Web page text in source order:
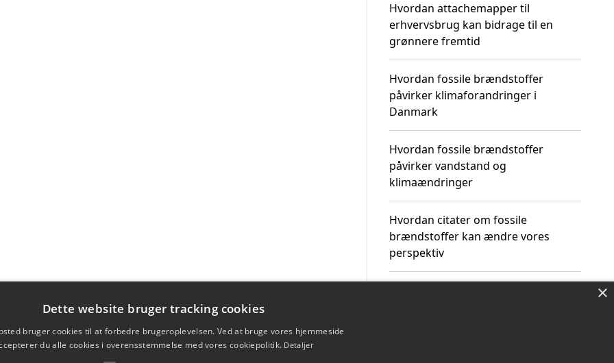
Hvordan attachemapper til
erhvervsbrug kan bidrage til en
grønnere fremtid
Hvordan fossile brændstoffer
påvirker klimaforandringer i
Danmark
Hvordan fossile brændstoffer
påvirker vandstand og
klimaændringer
Hvordan citater om fossile
brændstoffer kan ændre vores
perspektiv
×
Dette website bruger tracking cookies
bruger cookies til at forbedre brugeroplevelsen. Ved at bruge vores hjemmeside
du alle cookies i overensstemmelse med vores cookiepolitik. Detaljer